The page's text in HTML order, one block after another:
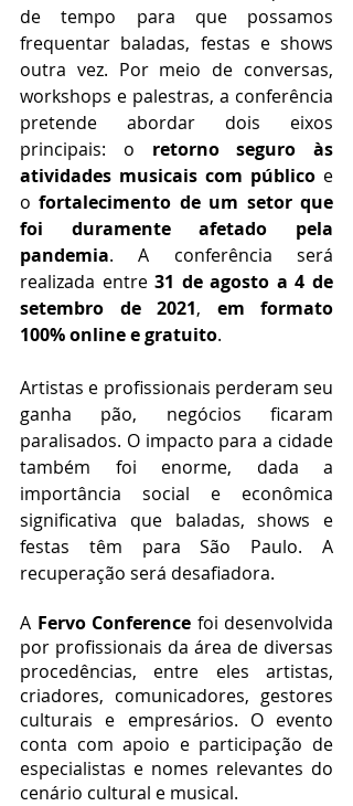
de tempo para que possamos
frequentar baladas, festas e shows
outra vez. Por meio de conversas,
workshops e palestras, a conferência
pretende abordar dois eixos
principais: o retorno seguro às
atividades musicais com público e
o fortalecimento de um setor que
foi duramente afetado pela
pandemia. A conferência será
realizada entre 31 de agosto a 4 de
setembro de 2021, em formato
100% online e gratuito.
Artistas e profissionais perderam seu
ganha pão, negócios ficaram
paralisados. O impacto para a cidade
também foi enorme, dada a
importância social e econômica
significativa que baladas, shows e
festas têm para São Paulo. A
recuperação será desafiadora.
A Fervo Conference foi desenvolvida
por profissionais da área de diversas
procedências, entre eles artistas,
criadores, comunicadores, gestores
culturais e empresários. O evento
conta com apoio e participação de
especialistas e nomes relevantes do
cenário cultural e musical.